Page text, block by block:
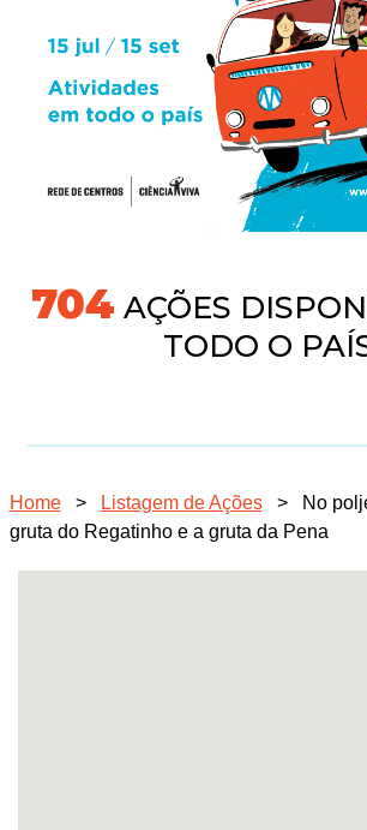
745AÇÕES
TODO O
Home > Listagem de Ações >
No
gruta do Regatinho e a gruta da Pena